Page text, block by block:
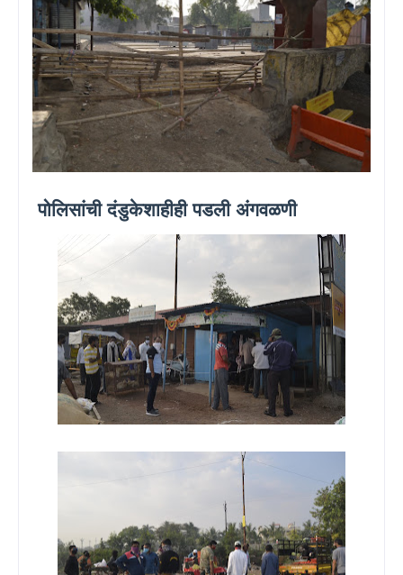
पोलिसांची दंडुकेशाहीही पडली अंगवळणी